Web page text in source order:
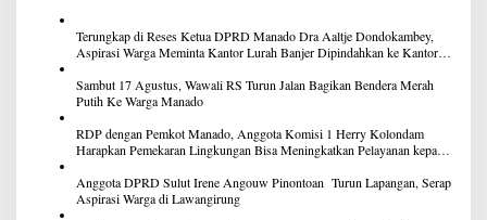
Terungkap di Reses Ketua DPRD Manado Dra Aaltje Dondokambey,
Aspirasi Warga Meminta Kantor Lurah Banjer Dipindahkan ke Kantor
Sambut 17 Agustus, Wawali RS Turun Jalan Bagikan Bendera Merah
Putih Ke Warga Manado
RDP dengan Pemkot Manado, Anggota Komisi 1 Herry Kolondam
Harapkan Pemekaran Lingkungan Bisa Meningkatkan Pelayanan kepada
Anggota DPRD Sulut Irene Angouw Pinontoan Turun Lapangan, Serap
Aspirasi Warga di Lawangirung